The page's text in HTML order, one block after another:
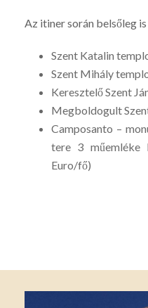
Az itiner során belsőleg
Szent Katalin
Szent Mihály
Keresztelő Szent
Megboldogult
Camposanto –
tere 3 műemléke
Euro/fő)